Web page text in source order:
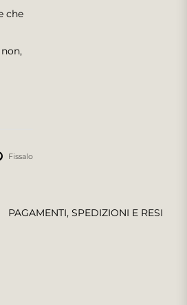
che
Fissalo
PAGAMENTI, SPEDIZIONI E RESI